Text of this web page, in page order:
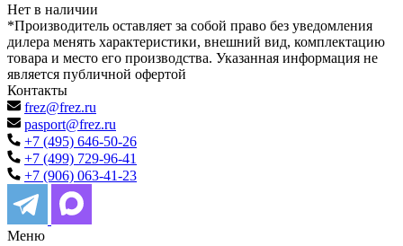
Нет в наличии
*Производитель оставляет за собой право без уведомления
дилера менять характеристики, внешний вид, комплектацию
товара и место его производства. Указанная информация не
является публичной офертой
Контакты
frez@frez.ru
pasport@frez.ru
+7 (495) 646-50-26
+7 (499) 729-96-41
+7 (906) 063-41-23
Меню